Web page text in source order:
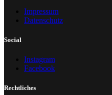
Impressum
Datenschutz
Social
Instagram
Facebook
Rechtliches